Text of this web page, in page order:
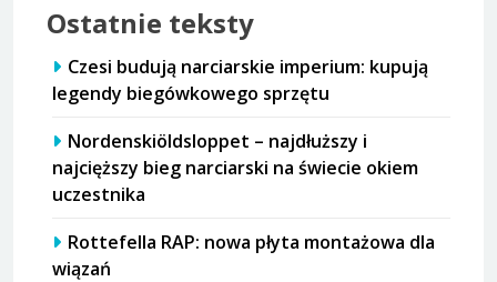
Ostatnie teksty
Czesi budują narciarskie imperium: kupują
legendy biegówkowego sprzętu
Nordenskiöldsloppet – najdłuższy i
najcięższy bieg narciarski na świecie okiem
uczestnika
Rottefella RAP: nowa płyta montażowa dla
wiązań